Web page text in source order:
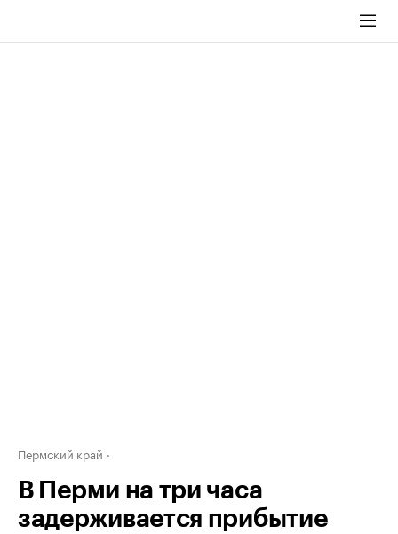
Пермский край
В Перми на три часа
задерживается прибытие